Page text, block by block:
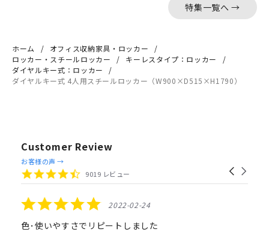
特集一覧へ →
ホーム
オフィス収納家具・ロッカー
ロッカー・スチールロッカー
キーレスタイプ：ロッカー
ダイヤルキー式：ロッカー
ダイヤルキー式 4人用スチールロッカー（W900×D515×H1790）
Customer Review
Reviews
carousel
Carousel
arrows
4.4
star
9019 レビュー
お客様の声 →
5.0
star
rating
2022-02-24
色･使いやすさでリピートしました